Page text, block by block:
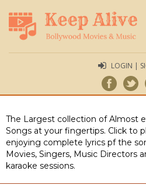
LOGIN |
The Largest collection of Almost
Songs at your fingertips. Click to
enjoying complete lyrics pf the
Movies, Singers, Music Directors
karaoke sessions.